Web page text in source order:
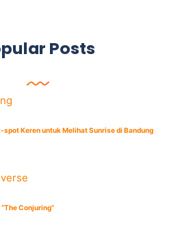
Posts
Keren untuk Melihat Sunrise di Bandung
Conjuring”